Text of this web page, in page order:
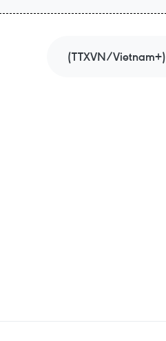
(TTXVN/Vietnam+)